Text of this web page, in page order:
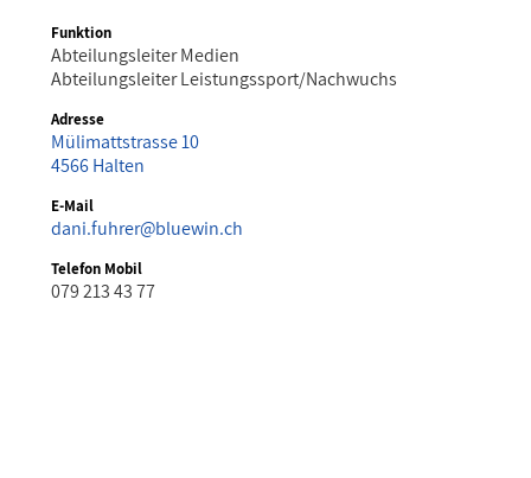
Funktion
Abteilungsleiter Medien
Abteilungsleiter Leistungssport/Nachwuchs
Adresse
Mülimattstrasse 10
4566 Halten
E-Mail
dani.fuhrer@bluewin.ch
Telefon Mobil
079 213 43 77